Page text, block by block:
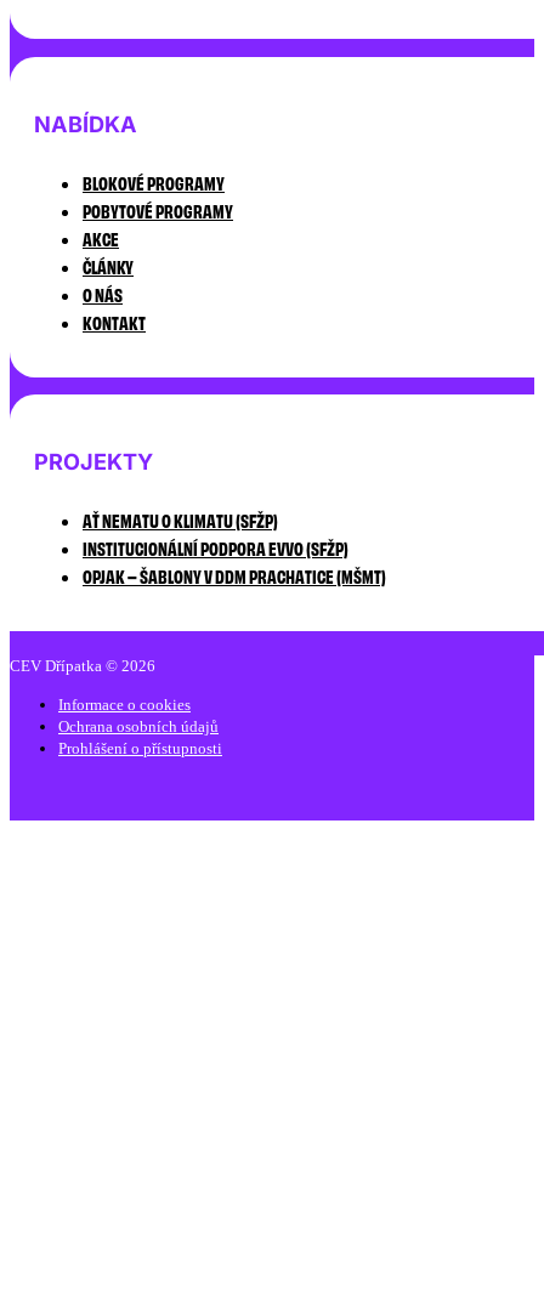
NABÍDKA
BLOKOVÉ PROGRAMY
POBYTOVÉ PROGRAMY
AKCE
ČLÁNKY
O NÁS
KONTAKT
PROJEKTY
AŤ NEMATU O KLIMATU (SFŽP)
INSTITUCIONÁLNÍ PODPORA EVVO (SFŽP)
OPJAK – ŠABLONY V DDM PRACHATICE (MŠMT)
CEV Dřípatka © 2026
Informace o cookies
Ochrana osobních údajů
Prohlášení o přístupnosti